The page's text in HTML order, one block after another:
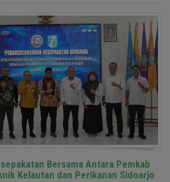
Bersama Antara Pemkab
Kelautan dan Perikanan Sidoarjo